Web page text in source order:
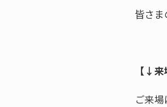
皆さま
【↓
ご来